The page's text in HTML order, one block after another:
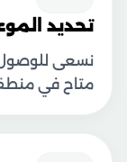
تحديد
متاح في